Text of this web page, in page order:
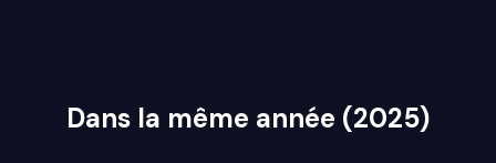
Dans la même année (2025)